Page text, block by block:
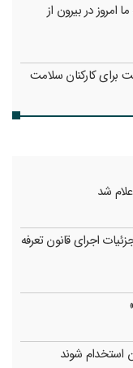
در بیرون از
برای کارکنان سلامت
شد
جزئیات اجرای قانون تعرفه
استخدام شوند